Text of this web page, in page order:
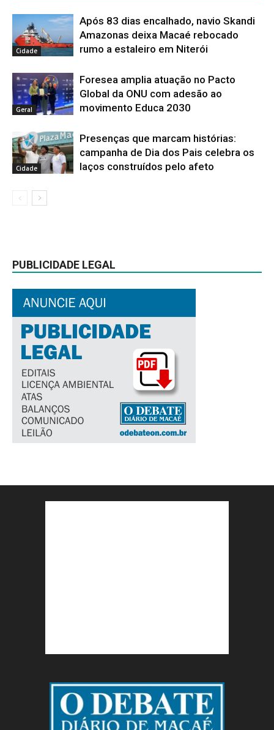
Cidade
Após 83 dias encalhado, navio Skandi
Amazonas deixa Macaé rebocado
rumo a estaleiro em Niterói
Geral
Foresea amplia atuação no Pacto
Global da ONU com adesão ao
movimento Educa 2030
Cidade
Presenças que marcam histórias:
campanha de Dia dos Pais celebra os
laços construídos pelo afeto
PUBLICIDADE LEGAL